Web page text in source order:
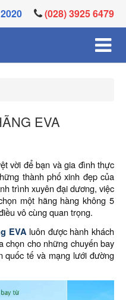
(028) 3925 6479
EVA
vời để bạn và gia đình thực
thành phố xinh đẹp của
trình xuyên đại dương, việc
một hãng hàng không 5
vô cùng quan trọng.
EVA luôn được hành khách
chọn cho những chuyến bay
quốc tế và mạng lưới đường